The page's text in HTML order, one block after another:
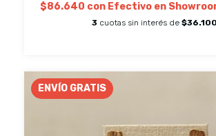
$86.640 con Efectivo en
3 cuotas sin interés de $36.100
ENVÍO GRATIS